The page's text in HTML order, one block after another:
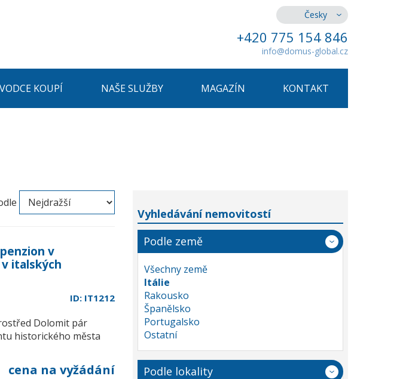
Česky
+420 775 154 846
info@domus-global.cz
KOUPÍ NAŠE SLUŽBY MAGAZÍN KONTAKT
v
italských
ID: IT1212
Dolomit pár
historického města
cena na vyžádání
Vyhledávání nemovitostí
Podle země
Všechny země
Itálie
Rakousko
Španělsko
Portugalsko
Ostatní
Podle lokality